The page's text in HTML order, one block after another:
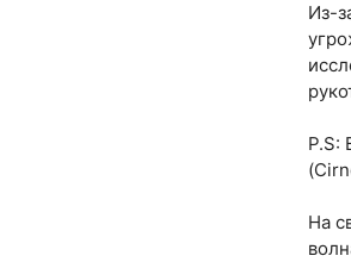
Из-
P.S:
На